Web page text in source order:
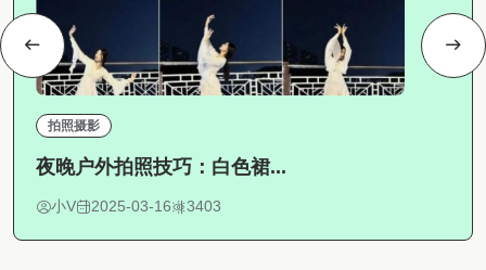
拍照摄影
夜晚户外拍照技巧：白色裙...
小V 2025-03-16 3403